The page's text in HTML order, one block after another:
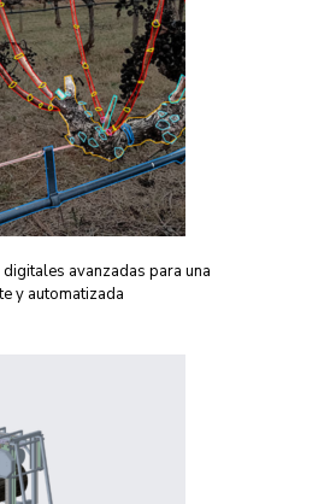
avanzadas para una
y automatizada